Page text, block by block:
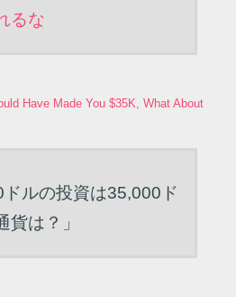
るな
Have Made You $35K, What About
ドルの投資は35,000ド
貨は？」